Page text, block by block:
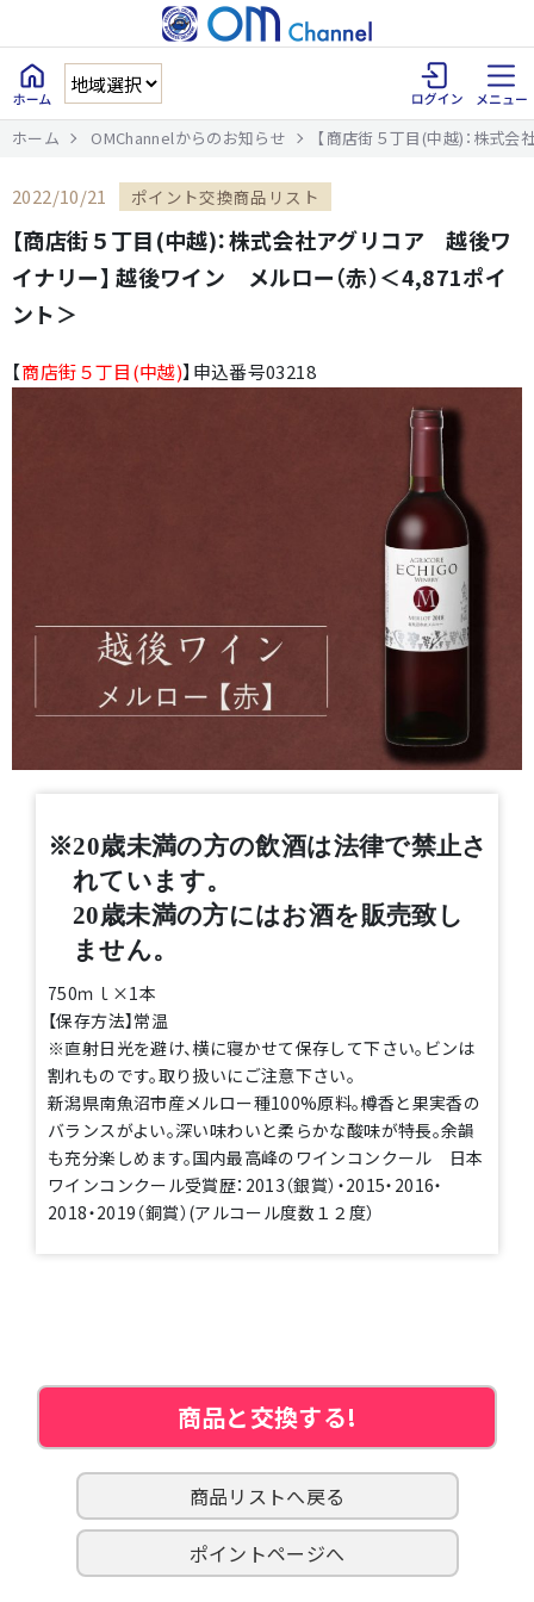
ホーム OMChannelからのお知らせ 【商店街５丁目(中越)：株式
2022/10/21 ポイント交換商品リスト
【商店街５丁目(中越)：株式会社アグリコア 越後ワ
イナリー】 越後ワイン メルロー（赤）＜4,871ポイ
ント＞
【商店街５丁目(中越)】申込番号03218
※20歳未満の方の飲酒は法律で禁止さ
れています。
20歳未満の方にはお酒を販売致し
ません。
750ｍｌ×1本
【保存方法】常温
※直射日光を避け、横に寝かせて保存して下さい。ビンは
割れものです。取り扱いにご注意下さい。
新潟県南魚沼市産メルロー種100%原料。樽香と果実香の
バランスがよい。深い味わいと柔らかな酸味が特長。余韻
も充分楽しめます。国内最高峰のワインコンクール 日本
ワインコンクール受賞歴：2013（銀賞）・2015・2016・
2018・2019（銅賞）(アルコール度数１２度）
商品と交換する!
商品リストへ戻る
ポイントページへ